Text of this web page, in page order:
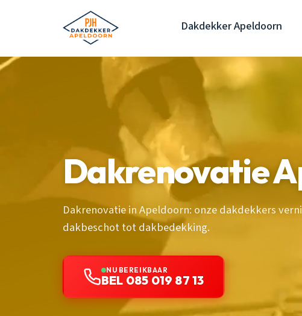
Dakdekker Apeldoorn
Dakrenovatie
Dakrenovatie in Apeldoorn: onze dakdekkers
dakbeschot tot dakbedekking.
NU BEREIKBAAR
BEL 085 019 87 13